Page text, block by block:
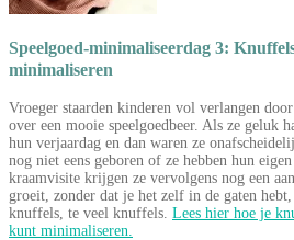
Speelgoed-minimaliseerdag 3:
minimaliseren
Vroeger staarden kinderen vol verlangen
over een mooie speelgoedbeer. Als ze geluk
hun verjaardag en dan waren ze
nog niet eens geboren of ze hebben hun
kraamvisite krijgen ze vervolgens nog een
groeit, zonder dat je het zelf in de gaten
knuffels, te veel knuffels. Lees hier hoe je
kunt minimaliseren.